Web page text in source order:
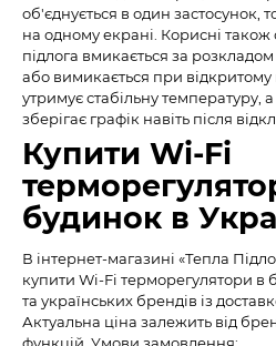
об'єднується в один застосунок,
на одному екрані. Корисні також
підлога вмикається за
або вимикається при відкритому
утримує стабільну температуру,
зберігає графік навіть після
Купити Wi-Fi
будинок в
В інтернет-магазині «Тепла
купити Wi-Fi терморегулятори в
та українських брендів із
Актуальна ціна залежить від